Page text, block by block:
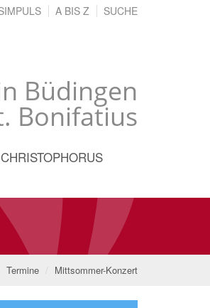
Büdingen
Bonifatius
A BIS Z SUCHE
Termine Mittsommer-Konzert